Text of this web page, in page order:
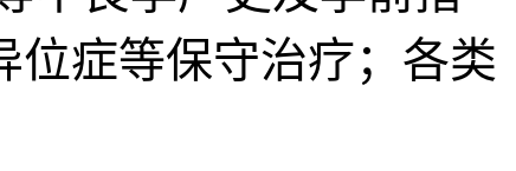
位症等保守治疗；各类